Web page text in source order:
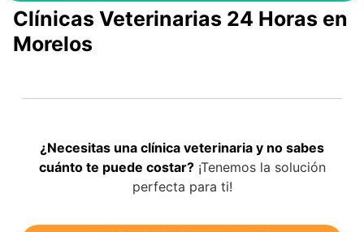
Clínicas Veterinarias 24 Horas en
Morelos
¿Necesitas una clínica veterinaria y no sabes
cuánto te puede costar?¡Tenemos la solución
perfecta para ti!